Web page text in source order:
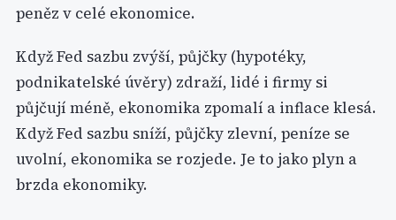
peněz v celé ekonomice.
Když Fed sazbu zvýší, půjčky (hypotéky,
podnikatelské úvěry) zdraží, lidé i firmy si
půjčují méně, ekonomika zpomalí a inflace klesá.
Když Fed sazbu sníží, půjčky zlevní, peníze se
uvolní, ekonomika se rozjede. Je to jako plyn a
brzda ekonomiky.